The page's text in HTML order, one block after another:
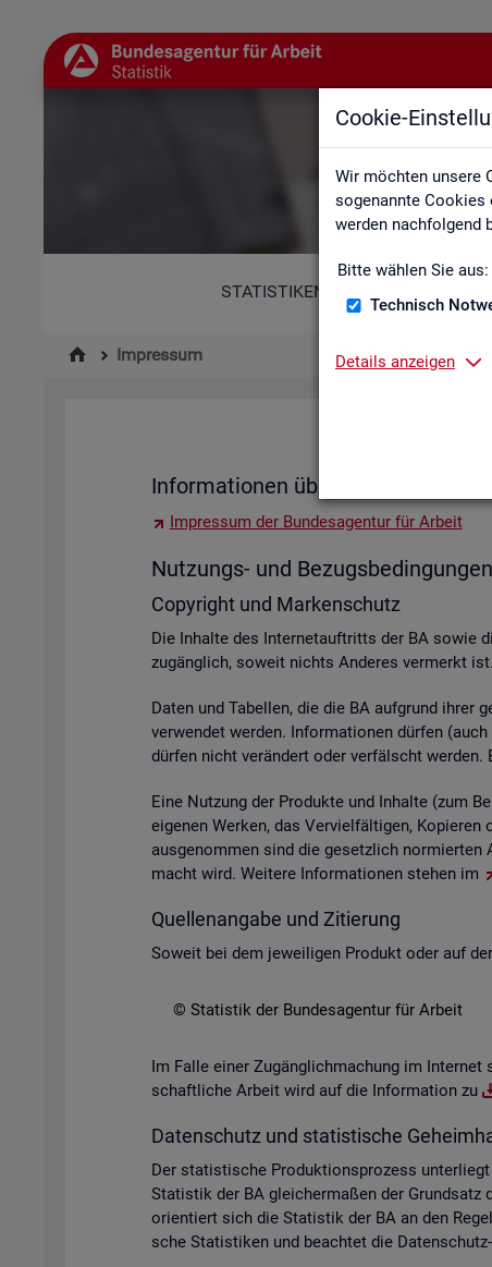
Cookie-
Wir möchten unsere
sogenannte Cookies
werden nachfolgend
Bitte wählen Sie aus:
Technisch
Details anzeigen
STATISTIKEN
Impressum
In­for­ma­tio­nen über den
Im­pres­sum der Bun­des­agen­tur für Ar­beit
Nut­zungs- und Be­zugs­be­din­gun­gen
Co­py­right und Mar­ken­schutz
Die In­hal­te des In­ter­net­auf­tritts der BA sowie
zu­gäng­lich, so­weit nichts An­de­res ver­merkt ist.
Daten und Ta­bel­len, die die BA auf­grund
ver­wen­det wer­den. In­for­ma­tio­nen dür­fen
dür­fen nicht ver­än­dert oder ver­fälscht
Eine Nut­zung der Pro­duk­te und In­hal­te (zum
ei­ge­nen Wer­ken, das Ver­viel­fäl­ti­gen,
aus­ge­nom­men sind die ge­setz­lich nor­mier­ten
macht wird. Wei­te­re In­for­ma­tio­nen ste­hen im
Quel­len­an­ga­be und Zi­tie­rung
So­weit bei dem je­wei­li­gen Pro­dukt oder auf
© Sta­tis­tik der Bun­des­agen­tur für Ar­beit
Im Falle einer Zu­gäng­lich­ma­chung im
schaft­li­che Ar­beit wird auf die In­for­ma­ti­on zu
Da­ten­schutz und sta­tis­ti­sche
Der sta­tis­ti­sche Pro­duk­ti­ons­pro­zess un­ter­liegt
Sta­tis­tik der BA glei­cher­ma­ßen der Grund­satz
ori­en­tiert sich die Sta­tis­tik der BA an den
sche Sta­tis­ti­ken und be­ach­tet die